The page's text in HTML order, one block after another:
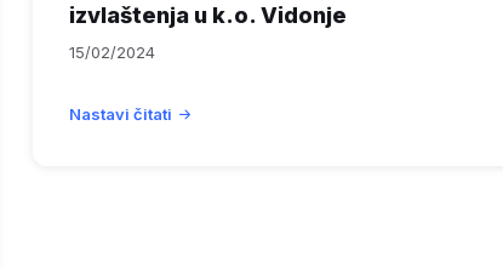
izvlaštenja u k.o. Vidonje
15/02/2024
Nastavi čitati